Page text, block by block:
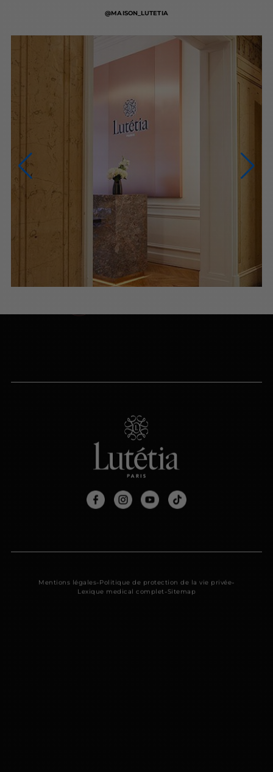
@MAISON_LUTETIA
NOUS CONTACTER
NOUS APPELER
du lundi au samedi (9h-20h)
NOUS ÉCRIRE
Via le formulaire de contact
Mentions légales-Politique de protection de la vie privée-
Lexique medical complet -Sitemap